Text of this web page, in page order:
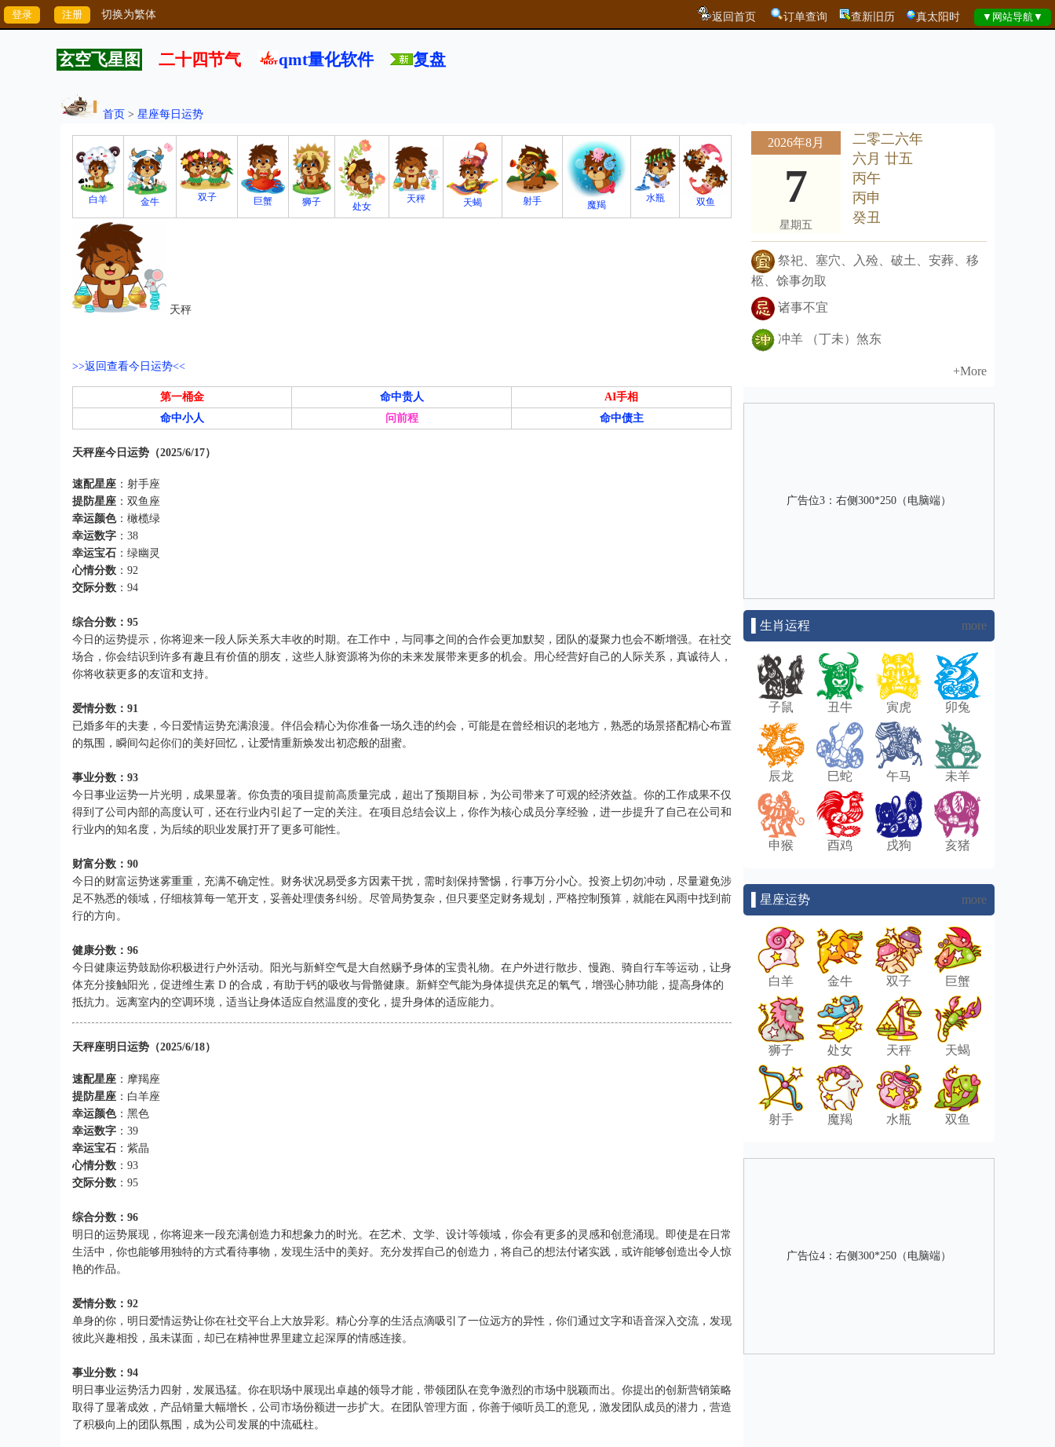
切换为繁体 返回首页 订单查询 查新旧历 真太阳时
玄空飞星图 二十四节气 qmt量化软件 复盘
首页 > 星座每日运势
白羊 金牛 双子 巨蟹 狮子 处女
天秤 天蝎 射手 魔羯
水瓶 双鱼
天秤
>>返回查看今日运势<<
第一桶金 命中贵人
AI手相
命中小人
问前程 命中债主
天秤座今日运势（2025/6/17）
速配星座 ：射手座
提防星座 ：双鱼座
幸运颜色：橄榄绿
幸运数字 ：38
幸运宝石 ：绿幽灵
心情分数 ：92
交际分数 ：94
综合分数：95
今日的运势提示，你将迎来一段人际关系大丰收的时期。在工作中，与同事之间的合作会更加默契，团队的凝聚力也会不断增强。在社交
场合，你会结识到许多有趣且有价值的朋友，这些人脉资源将为你的未来发展带来更多的机会。用心经营好自己的人际关系，真诚待人，
你将收获更多的友谊和支持。
爱情分数：91
已婚多年的夫妻，今日爱情运势充满浪漫。伴侣会精心为你准备一场久违的约会，可能是在曾经相识的老地方，熟悉的场景搭配精心布置
的氛围，瞬间勾起你们的美好回忆，让爱情重新焕发出初恋般的甜蜜。
事业分数：93
今日事业运势一片光明，成果显著。你负责的项目提前高质量完成，超出了预期目标，为公司带来了可观的经济效益。你的工作成果不仅
得到了公司内部的高度认可，还在行业内引起了一定的关注。在项目总结会议上，你作为核心成员分享经验，进一步提升了自己在公司和
行业内的知名度，为后续的职业发展打开了更多可能性。
财富分数：90
今日的财富运势迷雾重重，充满不确定性。财务状况易受多方因素干扰，需时刻保持警惕，行事万分小心。投资上切勿冲动，尽量避免涉
足不熟悉的领域，仔细核算每一笔开支，妥善处理债务纠纷。尽管局势复杂，但只要坚定财务规划，严格控制预算，就能在风雨中找到前
行的方向。
健康分数：96
今日健康运势鼓励你积极进行户外活动。阳光与新鲜空气是大自然赐予身体的宝贵礼物。在户外进行散步、慢跑、骑自行车等运动，让身
体充分接触阳光，促进维生素 D 的合成，有助于钙的吸收与骨骼健康。新鲜空气能为身体提供充足的氧气，增强心肺功能，提高身体的
抵抗力。远离室内的空调环境，适当让身体适应自然温度的变化，提升身体的适应能力。
天秤座明日运势（2025/6/18）
速配星座 ：摩羯座
提防星座 ：白羊座
幸运颜色：黑色
幸运数字 ：39
幸运宝石 ：紫晶
心情分数 ：93
交际分数 ：95
综合分数：96
明日的运势展现，你将迎来一段充满创造力和想象力的时光。在艺术、文学、设计等领域，你会有更多的灵感和创意涌现。即使是在日常
生活中，你也能够用独特的方式看待事物，发现生活中的美好。充分发挥自己的创造力，将自己的想法付诸实践，或许能够创造出令人惊
艳的作品。
爱情分数：92
单身的你，明日爱情运势让你在社交平台上大放异彩。精心分享的生活点滴吸引了一位远方的异性，你们通过文字和语音深入交流，发现
彼此兴趣相投，虽未谋面，却已在精神世界里建立起深厚的情感连接。
事业分数：94
明日事业运势活力四射，发展迅猛。你在职场中展现出卓越的领导才能，带领团队在竞争激烈的市场中脱颖而出。你提出的创新营销策略
取得了显著成效，产品销量大幅增长，公司市场份额进一步扩大。在团队管理方面，你善于倾听员工的意见，激发团队成员的潜力，营造
了积极向上的团队氛围，成为公司发展的中流砥柱。
2026年8月
7
星期五
二零二六年
六月 廿五
丙午
丙申
癸丑
祭祀、塞穴、入殓、破土、安葬、移
柩、馀事勿取
诸事不宜
冲羊 （丁未）煞东
+More
广告位3：右侧300*250（电脑端）
▌生肖运程 more
子鼠 丑牛 寅虎 卯兔
辰龙 巳蛇 午马 未羊
申猴 酉鸡 戌狗 亥猪
▌星座运势 more
白羊 金牛 双子 巨蟹
狮子 处女 天秤 天蝎
射手 魔羯 水瓶 双鱼
广告位4：右侧300*250（电脑端）